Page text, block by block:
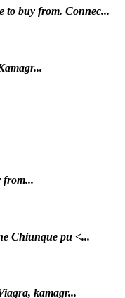
to buy from. Connec...
from...
Chiunque pu <...
kamagr...